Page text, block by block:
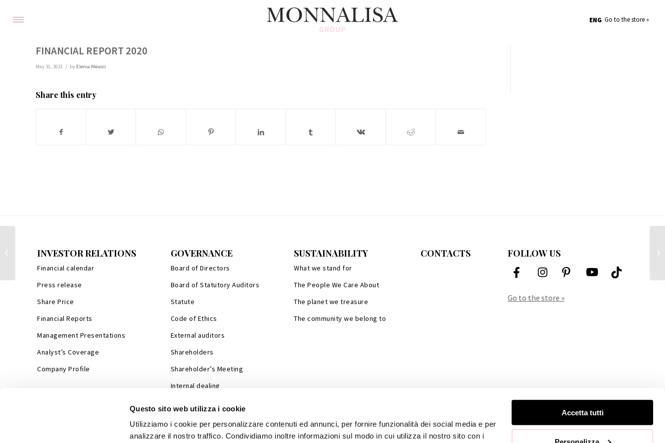
Questo sito web utilizza i cookie
Utilizziamo i cookie per personalizzare contenuti ed annunci, per fornire funzionalità dei social media e per
analizzare il nostro traffico. Condividiamo inoltre informazioni sul modo in cui utilizza il nostro sito con i
Accetta tutti
ENG Go to the store »
FINANCIAL REPORT 2020
May 31, 2021 / by Elenia Meucci
Share this entry
INVESTOR RELATIONS
Financial calendar
Press release
Share Price
Financial Reports
Management Presentations
Analyst’s Coverage
Company Profile
GOVERNANCE
Board of Directors
Board of Statutory Auditors
Statute
Code of Ethics
External auditors
Shareholders
Shareholder’s Meeting
Internal dealing
SUSTAINABILITY
What we stand for
The People We Care About
The planet we treasure
The community we belong to
CONTACTS FOLLOW US
Go to the store »
Half Year Report at June 30 2020